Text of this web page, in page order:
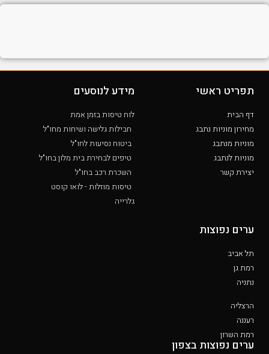
תפריט ראשי
דף הבית
מחירון מוניות נתבג
מוניות מנתבג
מוניות לנתבג
יצירת קשר
מידע לנוסעים
לוח טיסות בזמן אמת
חבילות גלישה ושיחות מחו"ל
ביטוח נסיעות לחו"ל
טיפים לבחירת בית מלון בחו"ל
השכרת רכב בחו"ל
טיסות מוזלות - לואו קוסט
גלרייה
ערים נפוצות
תל אביב
רמת גן
נתניה
הרצליה
רעננה
רמת השרון
ערים נפוצות בצפון